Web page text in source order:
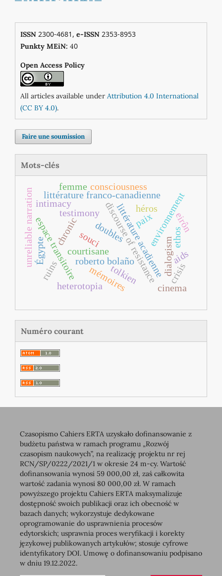
ISSN2300-4681, e-ISSN2353-8953
Punkty MEiN: 40
Open Access Policy
All articles available under Attribution 4.0 International
(CC BY 4.0).
Faire une soumission
Mots-clés
roberto bolaño
souci
chronic discourse of resistance
littérature franco‐canadienne
littérature acadienne
espace transitoire environnement
testimony
doubles
héros
tolkien
mémoires
courtisane dialogism
intimacy
Égypte
paix
femme consciousness
aids
unreliable narration
heterotopia
ruins
cinema
crisis
ethos
eirôn
Numéro courant
Czasopismo Cahiers ERTA uzyskało dofinansowanie z
budżetu państwa w ramach programu „Rozwój
czasopism naukowych”, na realizację projektu nr rej
RCN/SP/0222/2021/1 w okresie 24 m-cy. Wartość
dofinansowania wynosi 59 000,00 zł, zaś całkowita
wartość zadania wynosi 80 000,00 zł. W ramach
powyższego projektu Cahiers ERTA maksymalizuje
dostępność swoich publikacji oraz ich obecność w
bazach danych; wykorzystuje dedykowane
oprogramowanie do usprawnienia procesów
edytorskich; usprawnia proces weryfikacji i korekty
językowej publikowanych artykułów; stosuje cyfrowe
identyfikatory DOI. Umowę o dofinansowaniu podpisano
w dniu 19.12.2022.